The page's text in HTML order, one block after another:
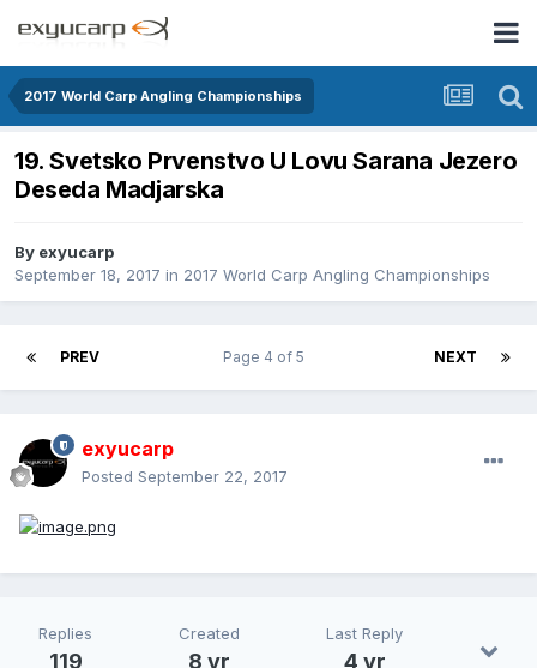
2017 World Carp Angling Championships
19. Svetsko Prvenstvo U Lovu Sarana Jezero
Deseda Madjarska
By exyucarp
September 18, 2017 in 2017 World Carp Angling Championships
PREV NEXT
Page 4 of 5
exyucarp
Posted September 22, 2017
Replies
119
Created
8 yr
Last Reply
4 yr